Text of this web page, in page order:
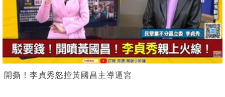
開撕！李貞秀怒控黃國昌主導逼宮